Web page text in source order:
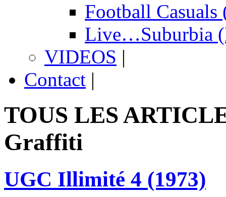
Football Casuals
Live…Suburbia
VIDEOS |
Contact |
TOUS LES
Graffiti
UGC Illimité 4 (1973)